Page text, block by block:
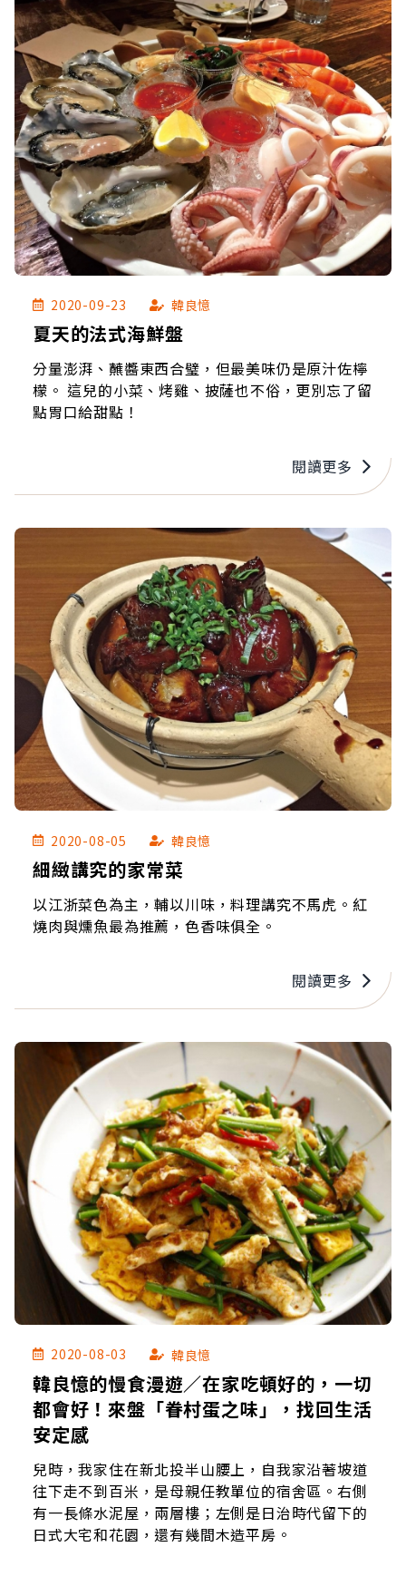
2020-09-23 韓良憶
夏天的法式海鮮盤
分量澎湃、蘸醬東西合璧，但最美味仍是原汁佐檸
檬。 這兒的小菜、烤雞、披薩也不俗，更別忘了留
點胃口給甜點！
閱讀更多
2020-08-05 韓良憶
細緻講究的家常菜
以江浙菜色為主，輔以川味，料理講究不馬虎。紅
燒肉與燻魚最為推薦，色香味俱全。
閱讀更多
2020-08-03 韓良憶
韓良憶的慢食漫遊／在家吃頓好的，一切
都會好！來盤「眷村蛋之味」，找回生活
安定感
兒時，我家住在新北投半山腰上，自我家沿著坡道
往下走不到百米，是母親任教單位的宿舍區。右側
有一長條水泥屋，兩層樓；左側是日治時代留下的
日式大宅和花園，還有幾間木造平房。